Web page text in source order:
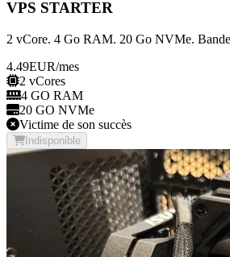
VPS STARTER
2 vCore. 4 Go RAM. 20 Go NVMe. Bande
4.49EUR/mes
2 vCores
4 GO RAM
20 GO NVMe
Victime de son succès
Indisponible